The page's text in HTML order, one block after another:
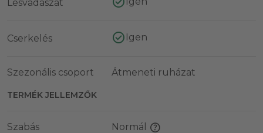
Lesvadászat
Cserkelés Igen
Szezonális csoport Átmeneti ruházat
TERMÉK JELLEMZŐK
Szabás Normál